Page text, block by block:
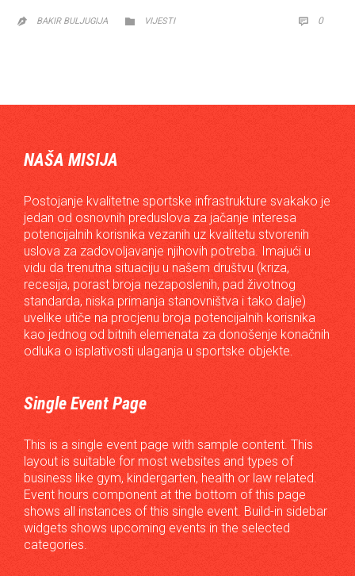
 BAKIR BULJUGIJA  CATEGORY
VIJESTI  0
NAŠA MISIJA
Postojanje kvalitetne sportske infrastrukture svakako je
jedan od osnovnih preduslova za jačanje interesa
potencijalnih korisnika vezanih uz kvalitetu stvorenih
uslova za zadovoljavanje njihovih potreba. Imajući u
vidu da trenutna situaciju u našem društvu (kriza,
recesija, porast broja nezaposlenih, pad životnog
standarda, niska primanja stanovništva i tako dalje)
uvelike utiče na procjenu broja potencijalnih korisnika
kao jednog od bitnih elemenata za donošenje konačnih
odluka o isplativosti ulaganja u sportske objekte.
Single Event Page
This is a single event page with sample content. This
layout is suitable for most websites and types of
business like gym, kindergarten, health or law related.
Event hours component at the bottom of this page
shows all instances of this single event. Build-in sidebar
widgets shows upcoming events in the selected
categories.